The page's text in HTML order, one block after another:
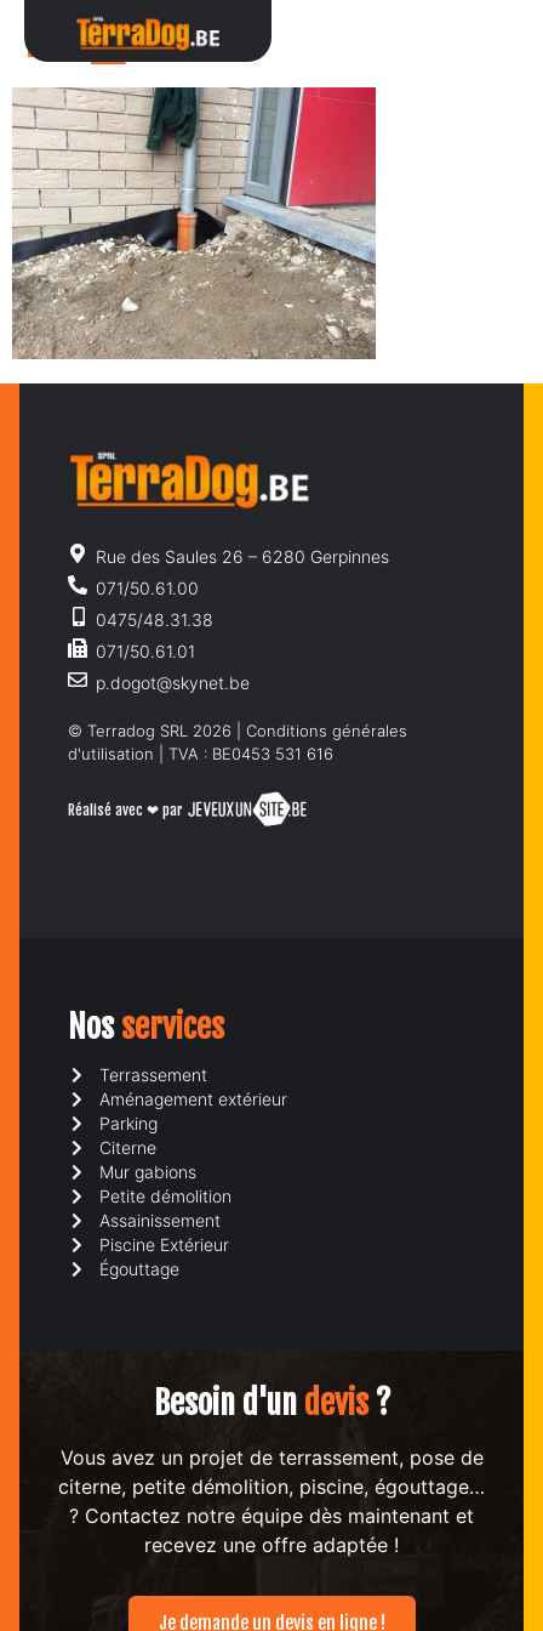
IMG_0224
Rue des Saules 26 – 6280 Gerpinnes
071/50.61.00
0475/48.31.38
071/50.61.01
p.dogot@skynet.be
© Terradog SRL 2026 | Conditions générales
d'utilisation | TVA : BE0453 531 616
Réalisé avec ❤ par
Nosservices
Terrassement
Aménagement extérieur
Parking
Citerne
Mur gabions
Petite démolition
Assainissement
Piscine Extérieur
Égouttage
Besoin d'un devis?
Vous avez un projet de terrassement, pose de
citerne, petite démolition, piscine, égouttage…
? Contactez notre équipe dès maintenant et
recevez une offre adaptée !
Je demande un devis en ligne !